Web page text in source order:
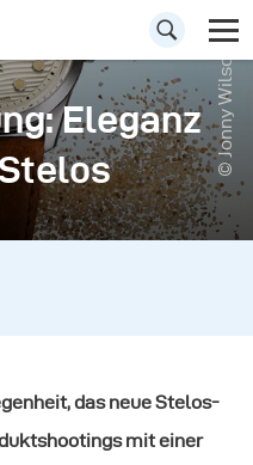
Eleganz © Jonny Wilson
das neue Stelos-
mit einer